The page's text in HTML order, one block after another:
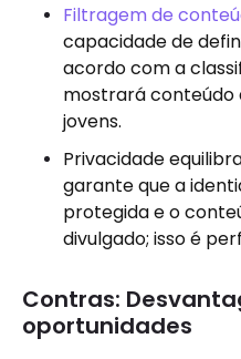
Filtragem de
capacidade de
acordo com a
mostrará conteúdo
jovens.
Privacidade
garante que a
protegida e o
divulgado; isso é
Contras:
oportunidades